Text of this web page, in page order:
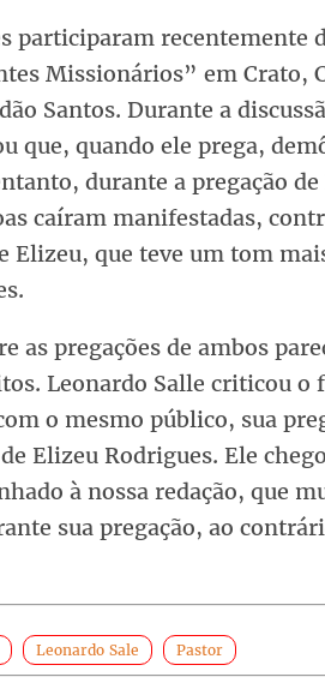
participaram recentemente
Missionários” em Crato,
Santos. Durante a
que, quando ele prega,
durante a pregação
caíram manifestadas,
Elizeu, que teve um tom
as pregações de ambos
Leonardo Salle criticou o
o mesmo público, sua
Elizeu Rodrigues. Ele
à nossa redação, que
sua pregação, ao
Leonardo Sale Pastor